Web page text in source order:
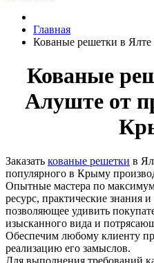
Главная
Кованые решетки в Ялте
Кованые
Алуште от
Заказать кованые решетки в
популярного в Крыму
Опытные мастера по
ресурс, практические знания
позволяющее удивить
изысканного вида и
Обеспечим любому клиенту
реализацию его замыслов.
Для выполнения требований